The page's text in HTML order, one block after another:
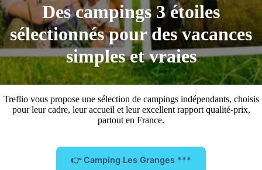
Des campings 3 étoiles
sélectionnés pour des vacances
simples et vraies
Treflio vous propose une sélection de campings indépendants, choisis
pour leur cadre, leur accueil et leur excellent rapport qualité-prix,
partout en France.
👉 Camping Les Granges ***